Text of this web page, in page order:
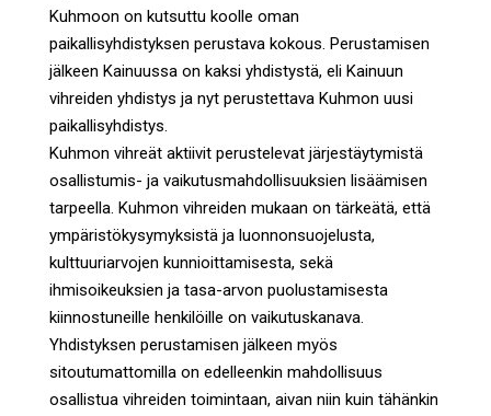
Kuhmoon on kutsuttu koolle oman
paikallisyhdistyksen perustava kokous. Perustamisen
jälkeen Kainuussa on kaksi yhdistystä, eli Kainuun
vihreiden yhdistys ja nyt perustettava Kuhmon uusi
paikallisyhdistys.
Kuhmon vihreät aktiivit perustelevat järjestäytymistä
osallistumis- ja vaikutusmahdollisuuksien lisäämisen
tarpeella. Kuhmon vihreiden mukaan on tärkeätä, että
ympäristökysymyksistä ja luonnonsuojelusta,
kulttuuriarvojen kunnioittamisesta, sekä
ihmisoikeuksien ja tasa-arvon puolustamisesta
kiinnostuneille henkilöille on vaikutuskanava.
Yhdistyksen perustamisen jälkeen myös
sitoutumattomilla on edelleenkin mahdollisuus
osallistua vihreiden toimintaan, aivan niin kuin tähänkin